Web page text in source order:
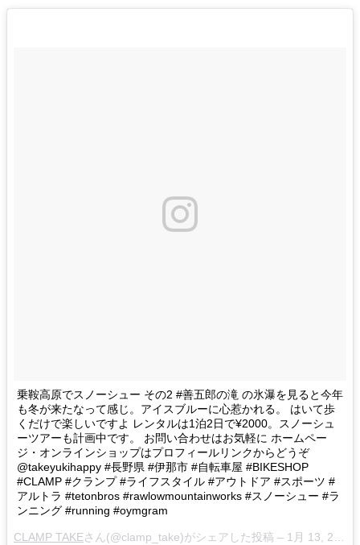
乗鞍高原でスノーシュー その2 #善五郎の滝 の氷瀑を見ると今年
も冬が来たなって感じ。アイスブルーに心惹かれる。 はいて歩
くだけで楽しいですよ レンタルは1泊2日で¥2000。スノーシュ
ーツアーも計画中です。 お問い合わせはお気軽に ホームペー
ジ・オンラインショップはプロフィールリンクからどうぞ
@takeyukihappy #長野県 #伊那市 #自転車屋 #BIKESHOP
#CLAMP #クランプ #ライフスタイル #アウトドア #スポーツ #
アルトラ #tetonbros #rawlowmountainworks #スノーシュー #ラ
ンニング #running #oymgram
CLAMP TAKEさん(@clamp_take)がシェアした投稿 – 1月 13, 2018 at 6:07午前 PST